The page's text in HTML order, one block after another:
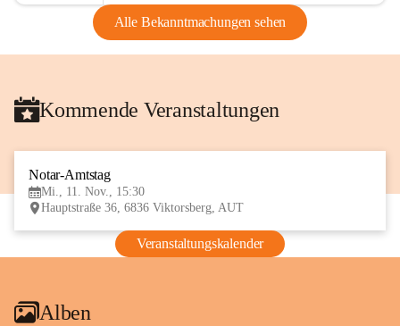
Alle Bekanntmachungen sehen
Kommende Veranstaltungen
Notar-Amtstag
Mi., 11. Nov., 15:30
Hauptstraße 36, 6836 Viktorsberg, AUT
Veranstaltungskalender
Alben